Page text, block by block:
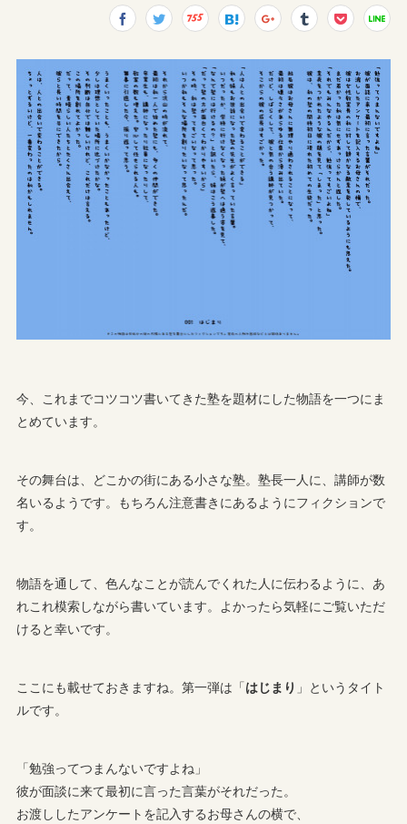
今、これまでコツコツ書いてきた塾を題材にした物語を一つにま
とめています。
その舞台は、どこかの街にある小さな塾。塾長一人に、講師が数
名いるようです。もちろん注意書きにあるようにフィクションで
す。
物語を通して、色んなことが読んでくれた人に伝わるように、あ
れこれ模索しながら書いています。よかったら気軽にご覧いただ
けると幸いです。
ここにも載せておきますね。第一弾は「はじまり 」というタイト
ルです。
「勉強ってつまんないですよね」
彼が面談に来て最初に言った言葉がそれだった。
お渡ししたアンケートを記入するお母さんの横で、